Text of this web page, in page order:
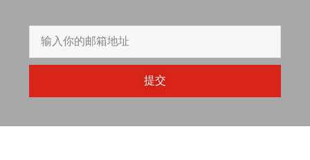
提交